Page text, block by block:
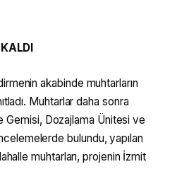
akabinde muhtarların
Muhtarlar daha sonra
Gemisi, Dozajlama Ünitesi ve
bulundu, yapılan
muhtarları, projenin İzmit